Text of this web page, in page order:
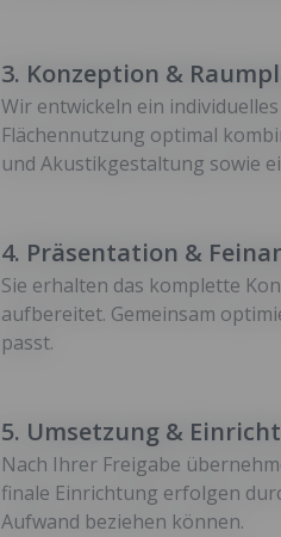
3. Konzeption &
Wir entwickeln ein
Flächennutzung optimal
und Akustikgestaltung sowie
4. Präsentation &
Sie erhalten das komplette
aufbereitet. Gemeinsam
passt.
5. Umsetzung &
Nach Ihrer Freigabe
finale Einrichtung erfolgen
Aufwand beziehen können.